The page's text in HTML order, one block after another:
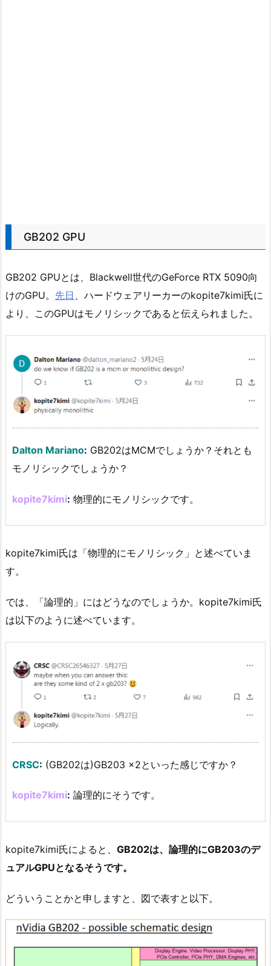
GB202 GPU
GB202 GPUとは、Blackwell世代のGeForce RTX 5090向
けのGPU。 先日 、ハードウェアリーカーのkopite7kimi氏に
より、このGPUはモノリシックであると伝えられました。
Dalton Mariano: GB202はMCMでしょうか？それとも
モノリシックでしょうか？
kopite7kimi: 物理的にモノリシックです。
kopite7kimi氏は「物理的にモノリシック」と述べていま
す。
では、「論理的」にはどうなのでしょうか。kopite7kimi氏
は以下のように述べています。
CRSC: (GB202は)GB203 x2といった感じですか？
kopite7kimi: 論理的にそうです。
kopite7kimi氏によると、 GB202は、論理的にGB203のデ
ュアルGPUとなるそうです。
どういうことかと申しますと、図で表すと以下。